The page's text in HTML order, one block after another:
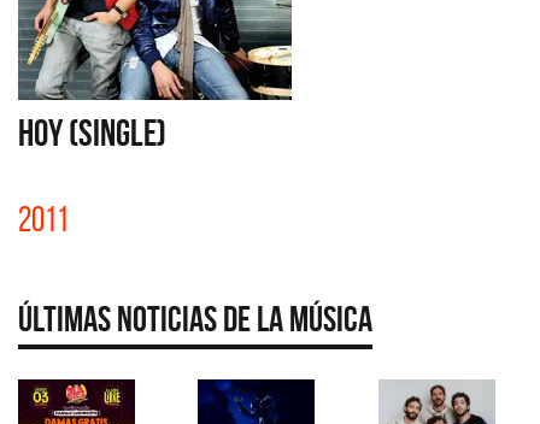
HOY (SINGLE)
2011
Últimas Noticias de la Música